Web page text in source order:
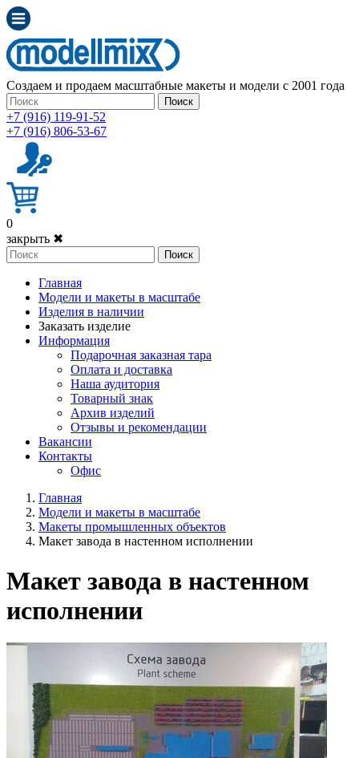
Создаем и продаем масштабные макеты и модели с 2001 года
Поиск
+7 (916) 119-91-52
+7 (916) 806-53-67
0
закрыть ✖
Поиск
Главная
Модели и макеты в масштабе
Изделия в наличии
Заказать изделие
Информация
Подарочная заказная тара
Оплата и доставка
Наша аудитория
Товарный знак
Архив изделий
Отзывы и рекомендации
Вакансии
Контакты
Офис
Главная
Модели и макеты в масштабе
Макеты промышленных объектов
Макет завода в настенном исполнении
Макет завода в настенном
исполнении